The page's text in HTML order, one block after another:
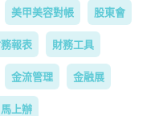
美甲美容對帳 股東會
報表 財務工具
金流管理 金融展
馬上辦